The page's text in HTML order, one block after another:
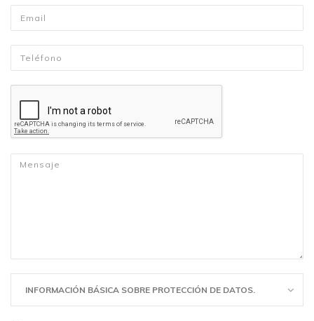
Email *
Telefono
Mensaje*
INFORMACIÓN BÁSICA SOBRE PROTECCIÓN DE DATOS.